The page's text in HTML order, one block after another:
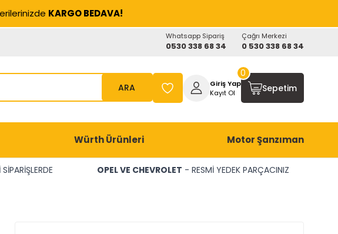
KARGO BEDAVA!
Whatsapp Sipariş
0530 338 68 34
Çağrı Merkezi
0 530 338 68 34
ARA
Giriş Yap
Kayıt Ol
Sepetim
0
Würth Ürünleri Motor Şanzıman
OPEL VE CHEVROLET - RESMİ YEDEK PARÇACINIZ